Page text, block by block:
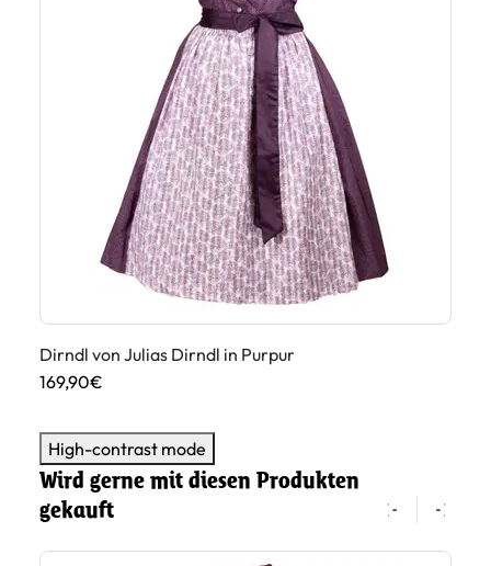
Dirndl von Julias Dirndl in Purpur
169,90€
High-contrast mode
Wird gerne mit diesen Produkten
gekauft